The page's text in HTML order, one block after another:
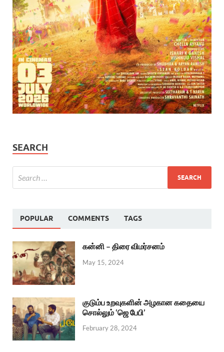
SEARCH
POPULAR COMMENTS TAGS
கன்னி – திரை விமர்சனம்
May 15, 2024
குடும்ப உறவுகளின் அழகான கதையை
சொல்லும் ‘ஜெ பேபி’
February 28, 2024